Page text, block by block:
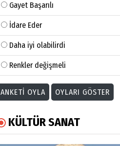
Gayet Başarılı
İdare Eder
Daha iyi olabilirdi
Renkler değişmeli
ANKETI OYLA OYLARI GÖSTER
KÜLTÜR SANAT